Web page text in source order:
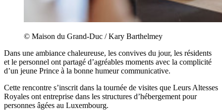
© Maison du Grand-Duc / Kary Barthelmey
Dans une ambiance chaleureuse, les convives du jour, les résidents
et le personnel ont partagé d’agréables moments avec la complicité
d’un jeune Prince à la bonne humeur communicative.
Cette rencontre s’inscrit dans la tournée de visites que Leurs Altesses
Royales ont entreprise dans les structures d’hébergement pour
personnes âgées au Luxembourg.